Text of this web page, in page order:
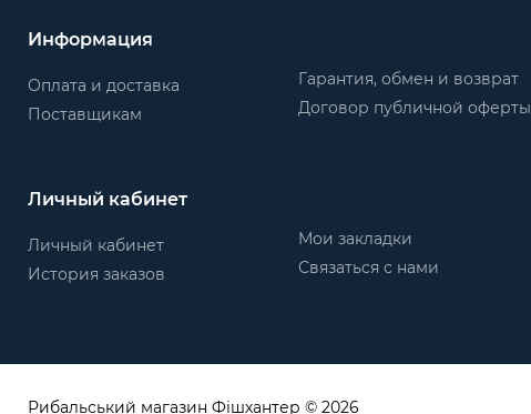
Информация
Оплата и доставка
Поставщикам
Гарантия, обмен и возврат
Договор публичной оферты
Личный кабинет
Личный кабинет
История заказов
Мои закладки
Связаться с нами
Рибальський магазин Фішхантер © 2026